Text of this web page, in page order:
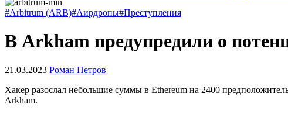
#Arbitrum (ARB)#Аирдропы#Преступления
В Arkham предупредили о
21.03.2023 Роман Петров
Хакер разослал небольшие суммы в Ethereum на 2400
Arkham.